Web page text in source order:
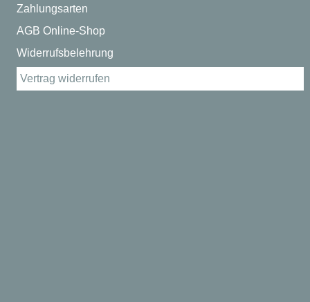
Zahlungsarten
AGB Online-Shop
Widerrufsbelehrung
Vertrag widerrufen